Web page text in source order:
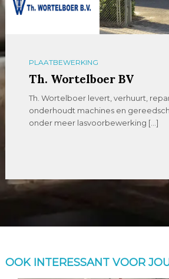
PLAATBEWERKING
Th. Wortelboer BV
Th. Wortelboer levert, verhuurt,
onderhoudt machines en
onder meer lasvoorbewerking […]
OOK INTERESSANT VOOR